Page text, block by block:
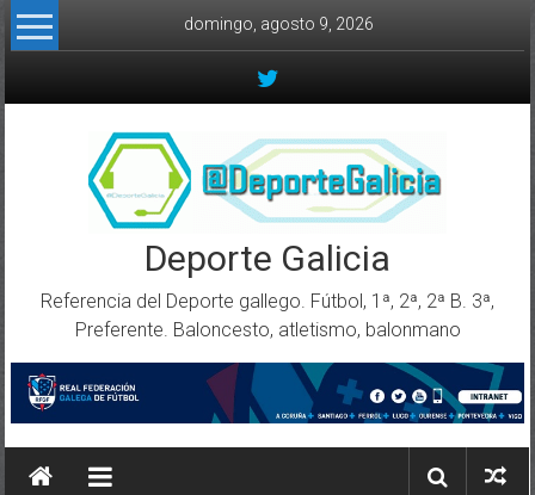
Skip to content
domingo, agosto 9, 2026
Deporte Galicia
Referencia del Deporte gallego. Fútbol, 1ª, 2ª, 2ª B. 3ª,
Preferente. Baloncesto, atletismo, balonmano